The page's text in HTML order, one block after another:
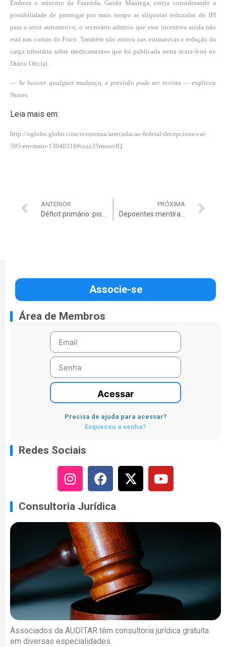
Embora o ministro da Fazenda, Guido Mantega, esteja considerando a
possibilidade de prorrogar por mais tempo as alíquotas reduzidas do IPI
para o setor automotivo, o secretário admitiu que esse incentivo ainda não
está nas contas do Fisco. Também não entrou nas estimativas a redução da
carga tributária sobre medicamentos que foi publicada nesta sexta-feira no
Diário Oficial.
— Se houver qualquer mudança, a previsão pode ser revista — explicou
Nunes.
Leia mais em:
http://oglobo.globo.com/economia/arrecadacao-federal-decepciona-cai-
595-em-maio-13040318#ixzz35rmusvlQ
ANTERIOR PRÓXIMA
Associe-se
Área de Membros
Acessar
Precisa de ajuda para acessar?
Esqueceu a senha?
Redes Sociais
Consultoria Jurídica
Associados da AUDITAR têm consultoria jurídica gratuita
em diversas especialidades.